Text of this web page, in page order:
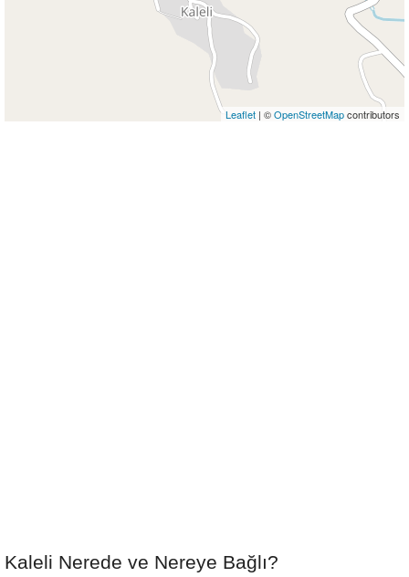
Leaflet | ©OpenStreetMapcontributors
Kaleli Nerede ve Nereye Bağlı?